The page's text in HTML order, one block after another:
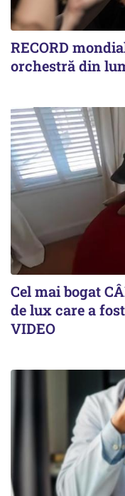
RECORD
orchestră din
Cel mai bogat
de lux care a
VIDEO